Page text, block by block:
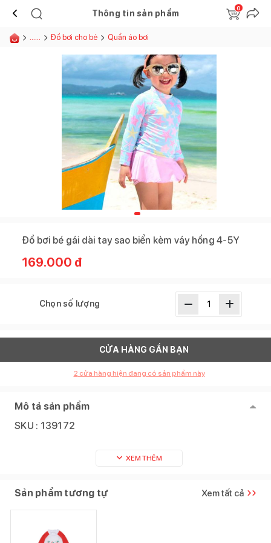
Thông tin sản phẩm
0
...... Đồ bơi cho bé Quần áo bơi
Đồ bơi bé gái dài tay sao biển kèm váy hồng 4-5Y
169.000 đ
Chọn số lượng
CỬA HÀNG GẦN BẠN
2 cửa hàng hiện đang có sản phẩm này
Mô tả sản phẩm
SKU : 139172
XEM THÊM
Sản phẩm tương tự Xem tất cả